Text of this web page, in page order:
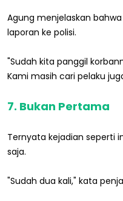
Agung menjelaskan
laporan ke polisi.
"Sudah kita panggil
Kami masih cari pelaku
7. Bukan Pertama
Ternyata kejadian seperti
saja.
"Sudah dua kali," kata